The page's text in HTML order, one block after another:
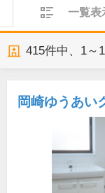
一覧表
415件中、 1～
岡崎ゆうあい